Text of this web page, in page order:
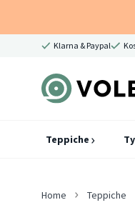
Klarna & Paypal
Teppiche
Home Teppiche